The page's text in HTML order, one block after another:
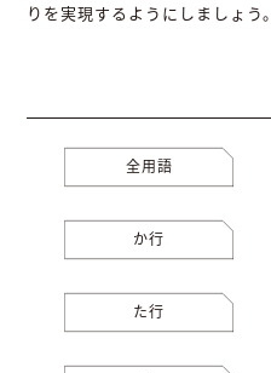
りを実現するようにしましょう。
全用語
か行
た行